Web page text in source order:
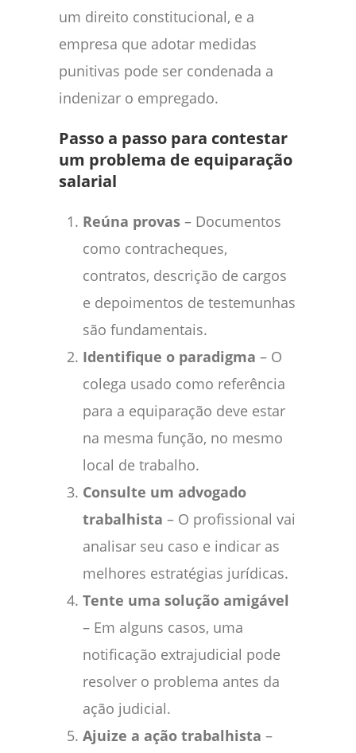
um direito constitucional, e a
empresa que adotar medidas
punitivas pode ser condenada a
indenizar o empregado.
Passo a passo para contestar
um problema de equiparação
salarial
Reúna provas – Documentos
como contracheques,
contratos, descrição de cargos
e depoimentos de testemunhas
são fundamentais.
Identifique o paradigma – O
colega usado como referência
para a equiparação deve estar
na mesma função, no mesmo
local de trabalho.
Consulte um advogado
trabalhista – O profissional vai
analisar seu caso e indicar as
melhores estratégias jurídicas.
Tente uma solução amigável
– Em alguns casos, uma
notificação extrajudicial pode
resolver o problema antes da
ação judicial.
Ajuize a ação trabalhista –